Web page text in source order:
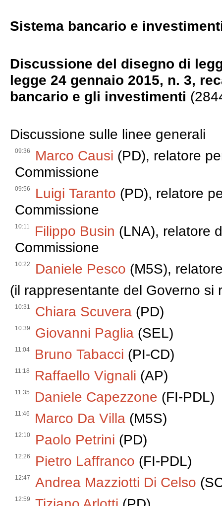
Sistema bancario e
Discussione del disegno di
legge 24 gennaio 2015, n. 3,
bancario e gli investimenti
Discussione sulle linee generali
09:36 Marco Causi (PD), relatore
Commissione
09:56 Luigi Taranto (PD), relatore
Commissione
10:11 Filippo Busin (LNA), relatore
Commissione
10:22 Daniele Pesco (M5S),
(il rappresentante del Governo si
10:31 Chiara Scuvera (PD)
10:39 Giovanni Paglia (SEL)
11:04 Bruno Tabacci (PI-CD)
11:18 Raffaello Vignali (AP)
11:35 Daniele Capezzone (FI-PDL)
11:46 Marco Da Villa (M5S)
12:10 Paolo Petrini (PD)
12:26 Pietro Laffranco (FI-PDL)
12:47 Andrea Mazziotti Di Celso
12:59